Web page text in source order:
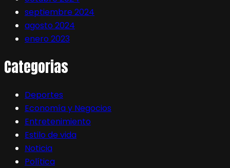
septiembre 2024
agosto 2024
enero 2023
Categorias
Deportes
Economía y Negocios
Entretenimiento
Estilo de vida
Noticia
Política